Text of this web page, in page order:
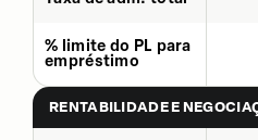
% limite do PL para
empréstimo
RENTABILIDADE E